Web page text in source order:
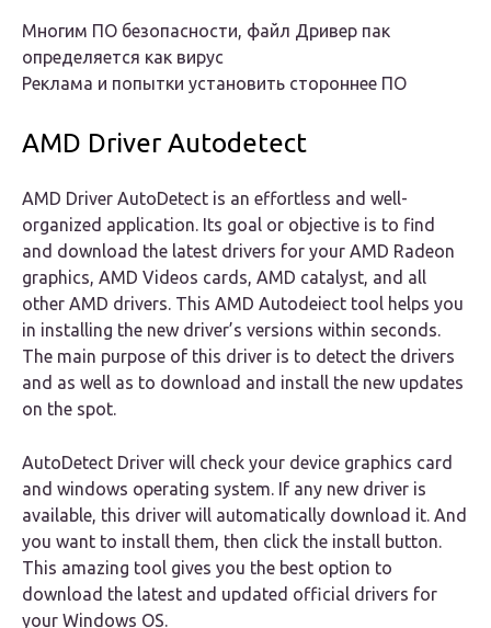
Многим ПО безопасности, файл Дривер пак
определяется как вирус
Реклама и попытки установить стороннее ПО
AMD Driver Autodetect
AMD Driver AutoDetect is an effortless and well-
organized application. Its goal or objective is to find
and download the latest drivers for your AMD Radeon
graphics, AMD Videos cards, AMD catalyst, and all
other AMD drivers. This AMD Autodeiect tool helps you
in installing the new driver’s versions within seconds.
The main purpose of this driver is to detect the drivers
and as well as to download and install the new updates
on the spot.
AutoDetect Driver will check your device graphics card
and windows operating system. If any new driver is
available, this driver will automatically download it. And
you want to install them, then click the install button.
This amazing tool gives you the best option to
download the latest and updated official drivers for
your Windows OS.